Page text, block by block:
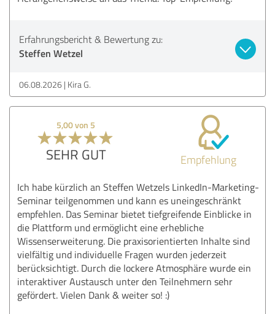
Erfahrungsbericht & Bewertung zu:
Steffen Wetzel
06.08.2026 Kira G.
5,00 von 5
SEHR GUT Empfehlung
Ich habe kürzlich an Steffen Wetzels LinkedIn-Marketing-
Seminar teilgenommen und kann es uneingeschränkt
empfehlen. Das Seminar bietet tiefgreifende Einblicke in
die Plattform und ermöglicht eine erhebliche
Wissenserweiterung. Die praxisorientierten Inhalte sind
vielfältig und individuelle Fragen wurden jederzeit
berücksichtigt. Durch die lockere Atmosphäre wurde ein
interaktiver Austausch unter den Teilnehmern sehr
gefördert. Vielen Dank & weiter so! :)